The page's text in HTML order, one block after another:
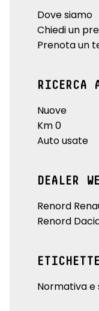
Dove siamo
Chiedi un
Prenota un
RICERCA
Nuove
Km 0
Auto usate
DEALER
Renord
Renord
Normativa